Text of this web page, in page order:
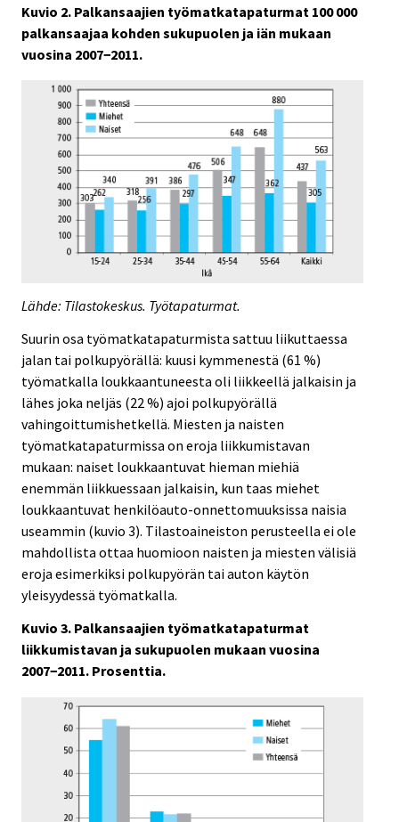
Kuvio 2. Palkansaajien työmatkatapaturmat 100 000
palkansaajaa kohden sukupuolen ja iän mukaan
vuosina 2007−2011.
Lähde: Tilastokeskus. Työtapaturmat.
Suurin osa työmatkatapaturmista sattuu liikuttaessa
jalan tai polkupyörällä: kuusi kymmenestä (61 %)
työmatkalla loukkaantuneesta oli liikkeellä jalkaisin ja
lähes joka neljäs (22 %) ajoi polkupyörällä
vahingoittumishetkellä. Miesten ja naisten
työmatkatapaturmissa on eroja liikkumistavan
mukaan: naiset loukkaantuvat hieman miehiä
enemmän liikkuessaan jalkaisin, kun taas miehet
loukkaantuvat henkilöauto-onnettomuuksissa naisia
useammin (kuvio 3). Tilastoaineiston perusteella ei ole
mahdollista ottaa huomioon naisten ja miesten välisiä
eroja esimerkiksi polkupyörän tai auton käytön
yleisyydessä työmatkalla.
Kuvio 3. Palkansaajien työmatkatapaturmat
liikkumistavan ja sukupuolen mukaan vuosina
2007−2011. Prosenttia.